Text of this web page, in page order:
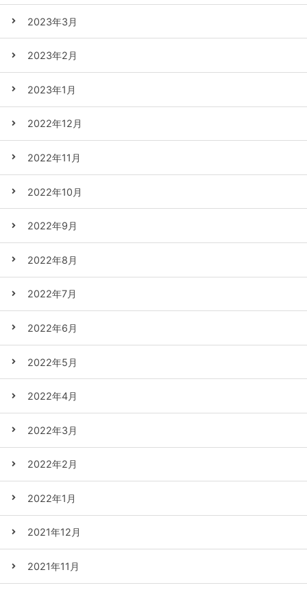
2023年3月
2023年2月
2023年1月
2022年12月
2022年11月
2022年10月
2022年9月
2022年8月
2022年7月
2022年6月
2022年5月
2022年4月
2022年3月
2022年2月
2022年1月
2021年12月
2021年11月